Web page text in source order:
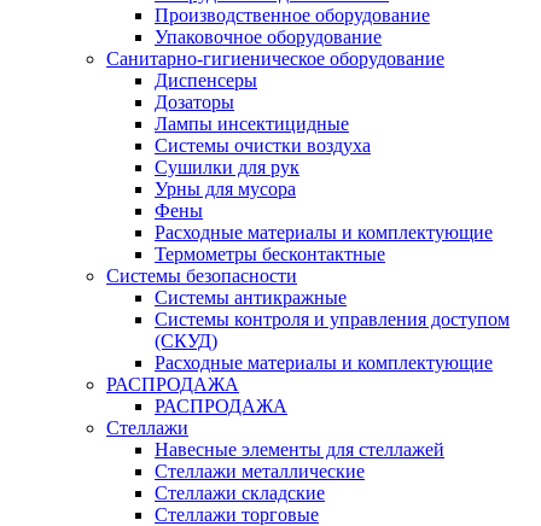
Производственное оборудование
Упаковочное оборудование
Санитарно-гигиеническое оборудование
Диспенсеры
Дозаторы
Лампы инсектицидные
Системы очистки воздуха
Сушилки для рук
Урны для мусора
Фены
Расходные материалы и комплектующие
Термометры бесконтактные
Системы безопасности
Системы антикражные
Системы контроля и управления доступом
(СКУД)
Расходные материалы и комплектующие
РАСПРОДАЖА
РАСПРОДАЖА
Стеллажи
Навесные элементы для стеллажей
Стеллажи металлические
Стеллажи складские
Стеллажи торговые